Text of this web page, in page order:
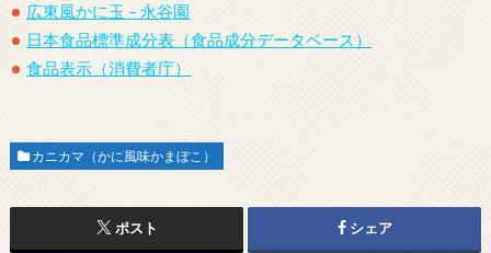
広東風かに玉 – 永谷園
日本食品標準成分表（食品成分データベース）
食品表示（消費者庁）
カニカマ（かに風味かまぼこ）
ポスト シェア